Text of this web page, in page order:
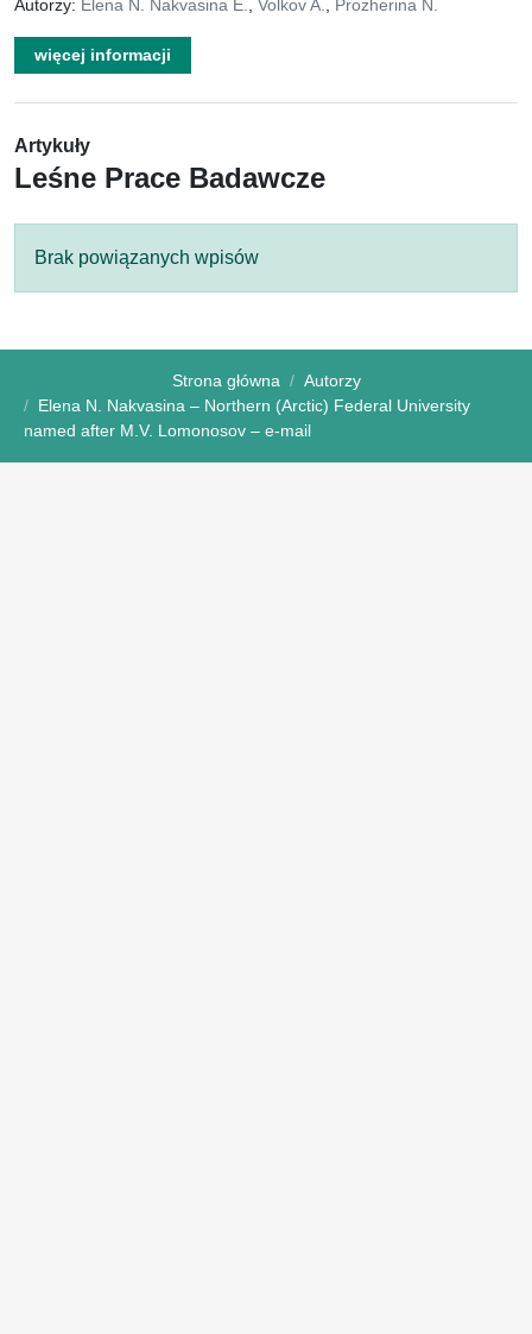
Autorzy: Elena N. Nakvasina E. Volkov A. Prozherina N.
więcej informacji
Artykuły
Leśne Prace Badawcze
Brak powiązanych wpisów
Strona główna
Autorzy
Elena N. Nakvasina – Northern (Arctic) Federal University
named after M.V. Lomonosov – e-mail